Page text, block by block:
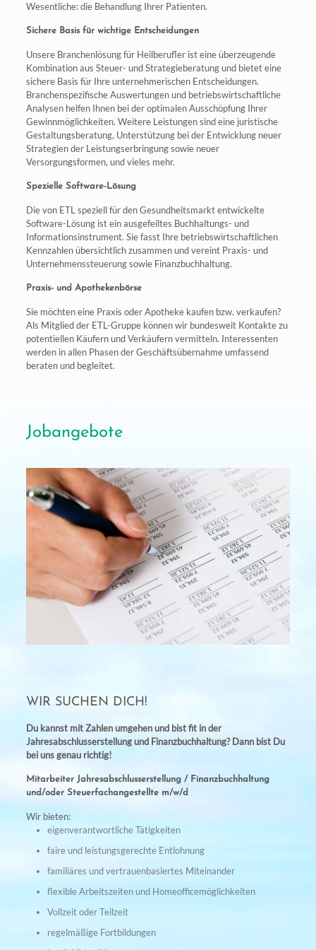
Wesentliche: die Behandlung Ihrer Patienten.
Sichere Basis für wichtige Entscheidungen
Unsere Branchenlösung für Heilberufler ist eine überzeugende
Kombination aus Steuer- und Strategieberatung und bietet eine
sichere Basis für Ihre unternehmerischen Entscheidungen.
Branchenspezifische Auswertungen und betriebswirtschaftliche
Analysen helfen Ihnen bei der optimalen Ausschöpfung Ihrer
Gewinnmöglichkeiten. Weitere Leistungen sind eine juristische
Gestaltungsberatung, Unterstützung bei der Entwicklung neuer
Strategien der Leistungserbringung sowie neuer
Versorgungsformen, und vieles mehr.
Spezielle Software-Lösung
Die von ETL speziell für den Gesundheitsmarkt entwickelte
Software-Lösung ist ein ausgefeiltes Buchhaltungs- und
Informationsinstrument. Sie fasst Ihre betriebswirtschaftlichen
Kennzahlen übersichtlich zusammen und vereint Praxis- und
Unternehmenssteuerung sowie Finanzbuchhaltung.
Praxis- und Apothekenbörse
Sie möchten eine Praxis oder Apotheke kaufen bzw. verkaufen?
Als Mitglied der ETL-Gruppe können wir bundesweit Kontakte zu
potentiellen Käufern und Verkäufern vermitteln. Interessenten
werden in allen Phasen der Geschäftsübernahme umfassend
beraten und begleitet.
Jobangebote
WIR SUCHEN DICH!
Du kannst mit Zahlen umgehen und bist fit in der
Jahresabschlusserstellung und Finanzbuchhaltung? Dann bist Du
bei uns genau richtig!
Mitarbeiter Jahresabschlusserstellung / Finanzbuchhaltung
und/oder Steuerfachangestellte m/w/d
Wir bieten:
eigenverantwortliche Tätigkeiten
faire und leistungsgerechte Entlohnung
familiäres und vertrauenbasiertes Miteinander
flexible Arbeitszeiten und Homeofficemöglichkeiten
Vollzeit oder Teilzeit
regelmäßige Fortbildungen